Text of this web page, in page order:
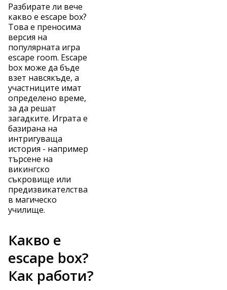
Разбирате ли вече
какво е escape box?
Това е преносима
версия на
популярната игра
escape room. Escape
box може да бъде
взет навсякъде, а
участниците имат
определено време,
за да решат
загадките. Играта е
базирана на
интригуваща
история - например
търсене на
викингско
съкровище или
предизвикателства
в магическо
училище.
Какво е
escape box?
Как работи?